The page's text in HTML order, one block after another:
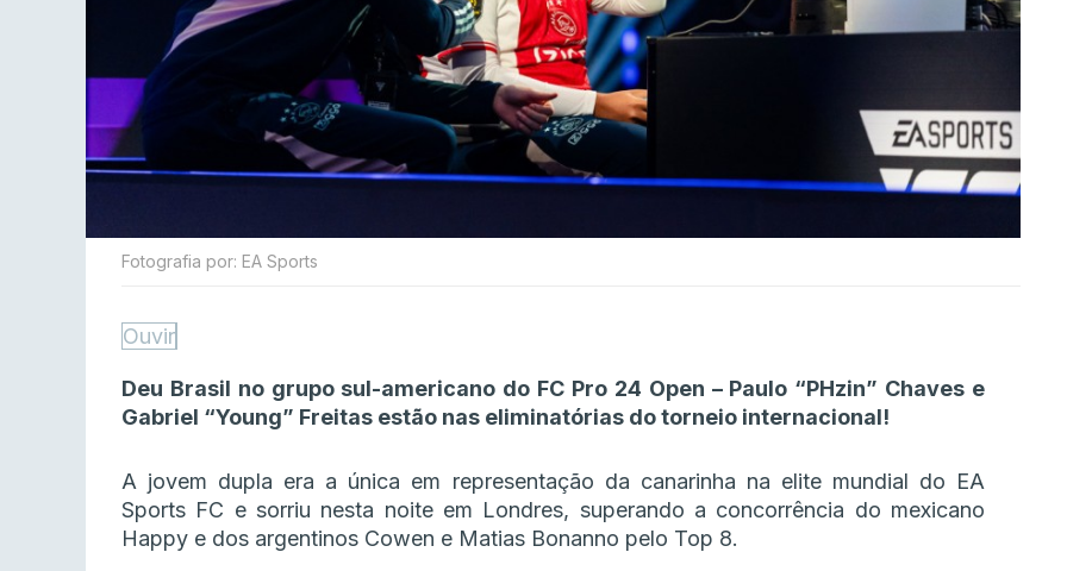
Fotografia por: EA Sports
Ouvir
Deu Brasil no grupo sul-americano do FC Pro 24 Open – Paulo “PHzin” Chaves e
Gabriel “Young” Freitas estão nas eliminatórias do torneio internacional!
A jovem dupla era a única em representação da canarinha na elite mundial do EA
Sports FC e sorriu nesta noite em Londres, superando a concorrência do mexicano
Happy e dos argentinos Cowen e Matias Bonanno pelo Top 8.